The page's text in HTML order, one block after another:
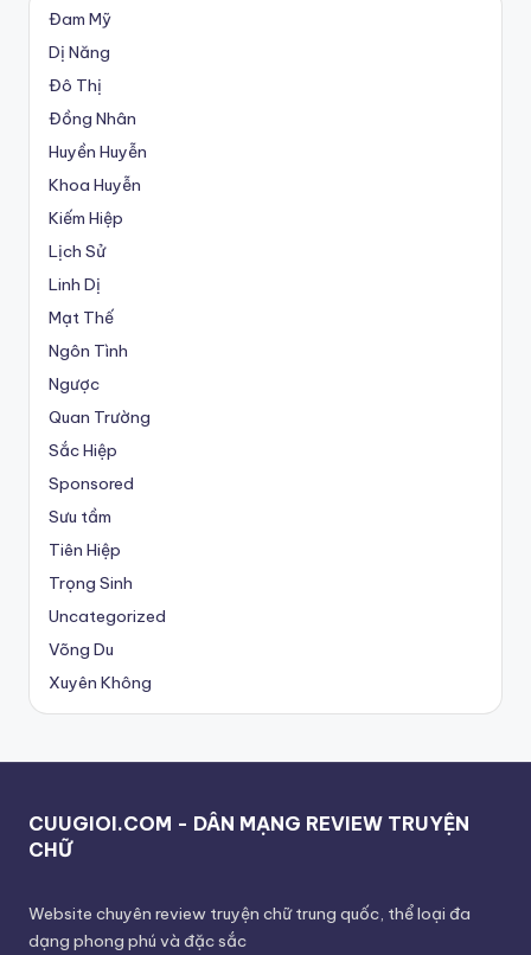
Đam Mỹ
Dị Năng
Đô Thị
Đồng Nhân
Huyền Huyễn
Khoa Huyễn
Kiếm Hiệp
Lịch Sử
Linh Dị
Mạt Thế
Ngôn Tình
Ngược
Quan Trường
Sắc Hiệp
Sponsored
Sưu tầm
Tiên Hiệp
Trọng Sinh
Uncategorized
Võng Du
Xuyên Không
CUUGIOI.COM - DÂN MẠNG REVIEW TRUYỆN
CHỮ
Website chuyên review truyện chữ trung quốc, thể loại đa
dạng phong phú và đặc sắc